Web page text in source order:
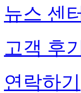
뉴스 센
고객 후
연락하기